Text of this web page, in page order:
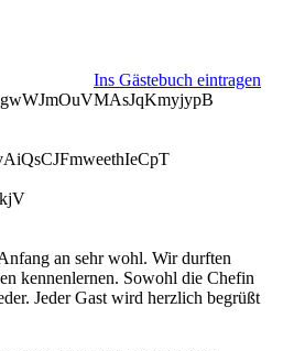
Ins Gästebuch eintragen
an sehr wohl. Wir durften
kennenlernen. Sowohl die Chefin
Jeder Gast wird herzlich begrüßt